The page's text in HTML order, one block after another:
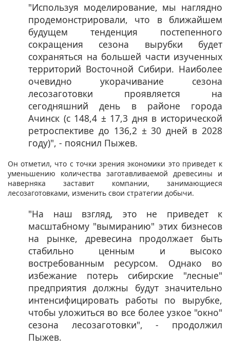
"Используя моделирование, мы наглядно
продемонстрировали, что в ближайшем
будущем тенденция постепенного
сокращения сезона вырубки будет
сохраняться на большей части изученных
территорий Восточной Сибири. Наиболее
очевидно укорачивание сезона
лесозаготовки проявляется на
сегодняшний день в районе города
Ачинск (с 148,4 ± 17,3 дня в исторической
ретроспективе до 136,2 ± 30 дней в 2028
году)", - пояснил Пыжев. ​
Он отметил, что с точки зрения экономики это приведет к
уменьшению количества заготавливаемой древесины и
наверняка заставит компании, занимающиеся
лесозаготовками, изменить свои стратегии добычи.
"На наш взгляд, это не приведет к
масштабному "вымиранию" этих бизнесов
на рынке, древесина продолжает быть
стабильно ценным и высоко
востребованным ресурсом. Однако во
избежание потерь сибирские "лесные"
предприятия должны будут значительно
интенсифицировать работы по вырубке,
чтобы уложиться во все более узкое "окно"
сезона лесозаготовки", - продолжил
Пыжев.​